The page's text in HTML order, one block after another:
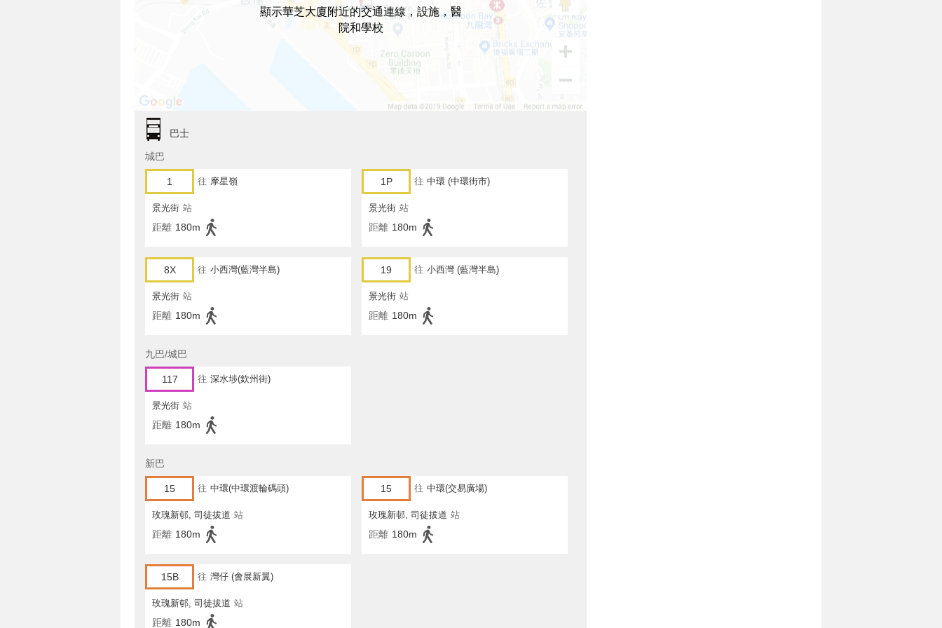
顯示華芝大廈附近的交通連線，設施，醫
院和學校
巴士
城巴
1 往 摩星嶺
景光街 站
距離 180m
1P 往 中環 (中環街市)
景光街 站
距離 180m
8X 往 小西灣(藍灣半島)
景光街 站
距離 180m
19 往 小西灣 (藍灣半島)
景光街 站
距離 180m
九巴/城巴
117 往 深水埗(欽州街)
景光街 站
距離 180m
新巴
15 往 中環(中環渡輪碼頭)
玫瑰新邨, 司徒拔道 站
距離 180m
15 往 中環(交易廣場)
玫瑰新邨, 司徒拔道 站
距離 180m
15B 往 灣仔 (會展新翼)
玫瑰新邨, 司徒拔道 站
距離 180m